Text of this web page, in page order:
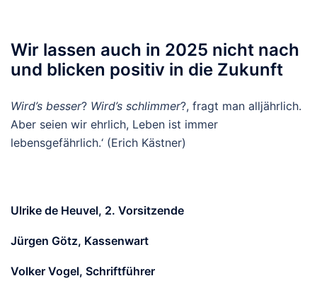
Wir lassen auch in 2025 nicht nach
und blicken positiv in die Zukunft
Wird’s besser? Wird’s schlimmer?, fragt man alljährlich.
Aber seien wir ehrlich, Leben ist immer
lebensgefährlich.‘ (Erich Kästner)
Ulrike de Heuvel, 2. Vorsitzende
Jürgen Götz, Kassenwart
Volker Vogel, Schriftführer